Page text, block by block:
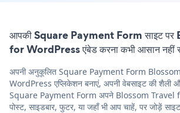
आपकी Square Payment Form साइट
for WordPress एंबेड करना कभी आसान नहीं
अपनी अनुकूलित Square Payment Form
WordPress एप्लिकेशन बनाएं, अपनी वेबसाइट की शैली
Square Payment Form अपने Blossom Travel
पोस्ट, साइडबार, फुटर, या जहाँ भी आप चाहें, पर जोड़ें